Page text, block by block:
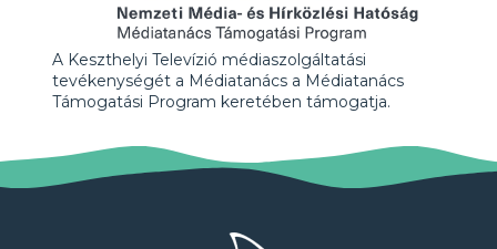
A Keszthelyi Televízió médiaszolgáltatási
tevékenységét a Médiatanács a Médiatanács
Támogatási Program keretében támogatja.